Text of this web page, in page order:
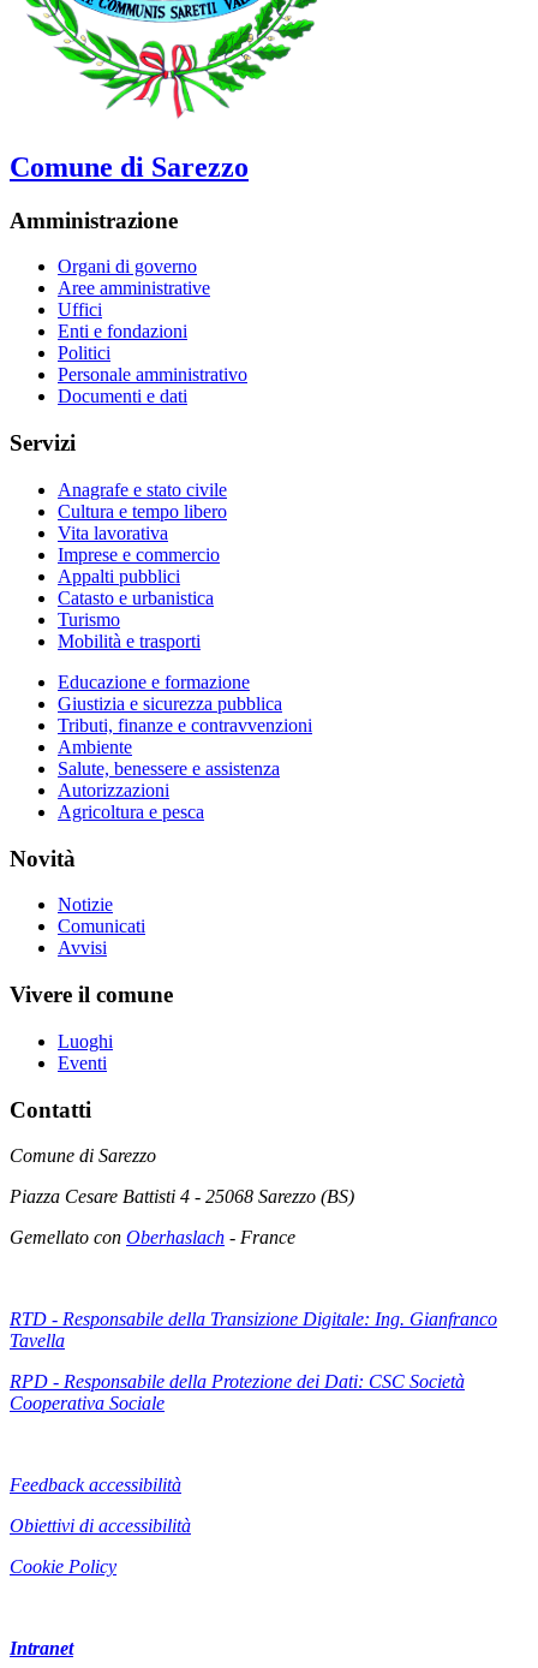
Comune di Sarezzo
Amministrazione
Organi di governo
Aree amministrative
Uffici
Enti e fondazioni
Politici
Personale amministrativo
Documenti e dati
Servizi
Anagrafe e stato civile
Cultura e tempo libero
Vita lavorativa
Imprese e commercio
Appalti pubblici
Catasto e urbanistica
Turismo
Mobilità e trasporti
Educazione e formazione
Giustizia e sicurezza pubblica
Tributi, finanze e contravvenzioni
Ambiente
Salute, benessere e assistenza
Autorizzazioni
Agricoltura e pesca
Novità
Notizie
Comunicati
Avvisi
Vivere il comune
Luoghi
Eventi
Contatti
Comune di Sarezzo
Piazza Cesare Battisti 4 - 25068 Sarezzo (BS)
Gemellato con Oberhaslach - France
RTD - Responsabile della Transizione Digitale: Ing. Gianfranco
Tavella
RPD - Responsabile della Protezione dei Dati: CSC Società
Cooperativa Sociale
Feedback accessibilità
Obiettivi di accessibilità
Cookie Policy
Intranet